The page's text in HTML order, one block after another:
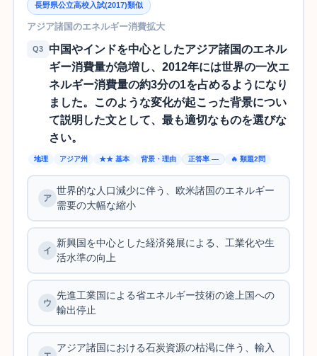
長野県公立高校入試(2017)類似
アジア諸国のエネルギー消費拡大
Q3
中国やインドを中心としたアジア諸国のエネル
ギー消費量が急増し、2012年には世界の一次エ
ネルギー消費量の約3分の1を占めるようになり
ました。このような変化が起こった背景につい
て説明した文として、最も適切なものを選びな
さい。
地理 アジア州 ★★ 基本 背景・理由 正答率 — 🔥 類題2問
世界的な人口減少に伴う、欧米諸国のエネルギー
需要の大幅な縮小
新興国を中心とした経済発展による、工業化や生
活水準の向上
先進工業国による省エネルギー技術の途上国への
輸出停止
アジア諸国における石炭資源の枯渇に伴う、輸入